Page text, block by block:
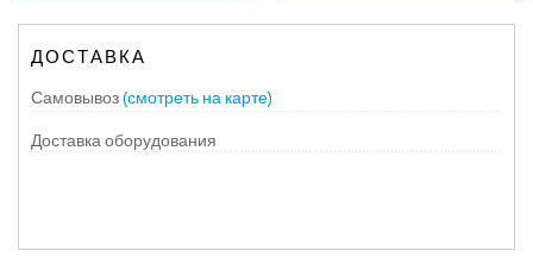
ДОСТАВКА
Самовывоз(смотреть на карте)
Доставка оборудования